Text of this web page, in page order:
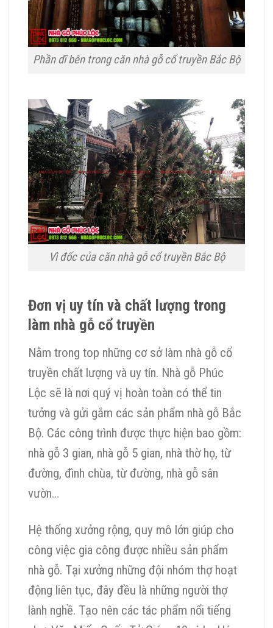
Phần dĩ bên trong căn nhà gỗ cổ truyền Bắc Bộ
Vì đốc của căn nhà gỗ cổ truyền Bắc Bộ
Đơn vị uy tín và chất lượng trong
làm nhà gỗ cổ truyền
Nằm trong top những cơ sở làm nhà gỗ cổ
truyền chất lượng và uy tín. Nhà gỗ Phúc
Lộc sẽ là nơi quý vị hoàn toàn có thể tin
tưởng và gửi gắm các sản phẩm nhà gỗ Bắc
Bộ. Các công trình được thực hiện bao gồm:
nhà gỗ 3 gian, nhà gỗ 5 gian, nhà thờ họ, từ
đường, đình chùa, từ đường, nhà gỗ sân
vườn…
Hệ thống xưởng rộng, quy mô lớn giúp cho
công việc gia công được nhiều sản phẩm
nhà gỗ. Tại xưởng những đội nhóm thợ hoạt
động liên tục, đây đều là những người thợ
lành nghề. Tạo nên các tác phẩm nổi tiếng